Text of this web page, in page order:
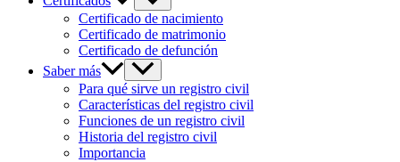
Certificado de nacimiento
Certificado de matrimonio
Certificado de defunción
Saber más
Para qué sirve un registro civil
Características del registro civil
Funciones de un registro civil
Historia del registro civil
Importancia